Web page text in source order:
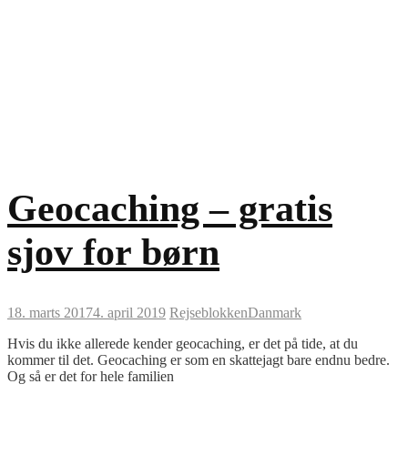
Geocaching – gratis
sjov for børn
18. marts 20174. april 2019 RejseblokkenDanmark
Hvis du ikke allerede kender geocaching, er det på tide, at du
kommer til det. Geocaching er som en skattejagt bare endnu bedre.
Og så er det for hele familien